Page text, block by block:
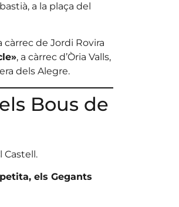
a la plaça del
càrrec de Jordi Rovira
, a càrrec d’Òria Valls,
dels Alegre.
Bous de
Castell.
els Gegants